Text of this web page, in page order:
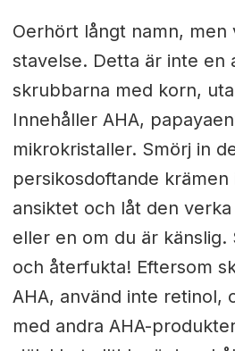
Oerhört långt namn, men
stavelse. Detta är inte en
skrubbarna med korn,
Innehåller AHA,
mikrokristaller. Smörj in
persikosdoftande
ansiktet och låt den
eller en om du är känslig.
och återfukta! Eftersom
AHA, använd inte retinol,
med andra AHA-